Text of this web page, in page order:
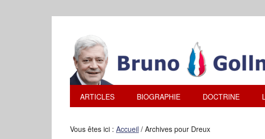
ARTICLES BIOGRAPHIE DOCTRINE
Vous êtes ici : Accueil / Archives pour Dreux